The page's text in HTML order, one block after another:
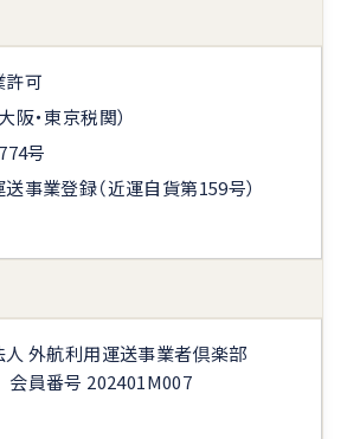
可
阪・東京税関）
号
事業登録（近運自貨第159号）
外航利用運送事業者倶楽部
会員番号 202401M007